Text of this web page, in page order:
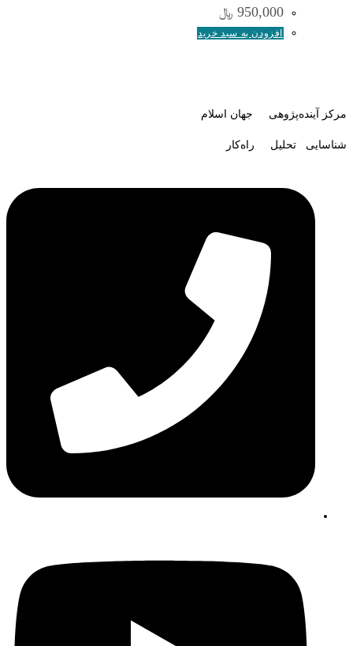
950,000 ﷼
افزودن به سبد خرید
مرکز آینده‌پژوهی جهان اسلام
شناسایی تحلیل راه‌کار